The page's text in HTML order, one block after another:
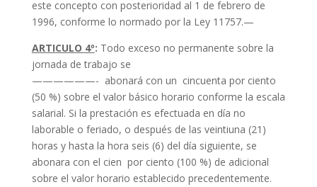
este concepto con posterioridad al 1 de febrero de
1996, conforme lo normado por la Ley 11757.—
ARTICULO 4º: Todo exceso no permanente sobre la
jornada de trabajo se
——————- abonará con un cincuenta por ciento
(50 %) sobre el valor básico horario conforme la escala
salarial. Si la prestación es efectuada en día no
laborable o feriado, o después de las veintiuna (21)
horas y hasta la hora seis (6) del día siguiente, se
abonara con el cien por ciento (100 %) de adicional
sobre el valor horario establecido precedentemente.